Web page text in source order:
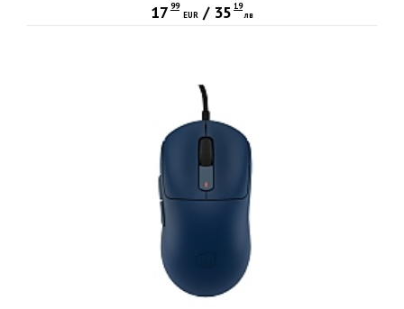
17 99
EUR / 35 19
лв